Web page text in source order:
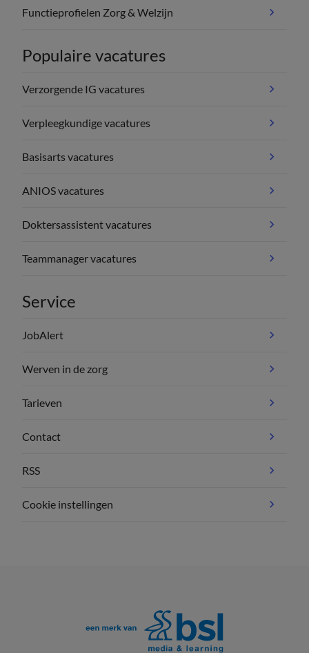
Functieprofielen Zorg & Welzijn
Populaire vacatures
Verzorgende IG vacatures
Verpleegkundige vacatures
Basisarts vacatures
ANIOS vacatures
Doktersassistent vacatures
Teammanager vacatures
Service
JobAlert
Werven in de zorg
Tarieven
Contact
RSS
Cookie instellingen